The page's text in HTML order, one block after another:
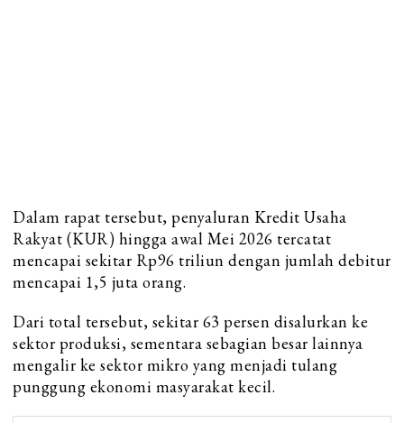
Dalam rapat tersebut, penyaluran Kredit Usaha
Rakyat (KUR) hingga awal Mei 2026 tercatat
mencapai sekitar Rp96 triliun dengan jumlah debitur
mencapai 1,5 juta orang.
Dari total tersebut, sekitar 63 persen disalurkan ke
sektor produksi, sementara sebagian besar lainnya
mengalir ke sektor mikro yang menjadi tulang
punggung ekonomi masyarakat kecil.